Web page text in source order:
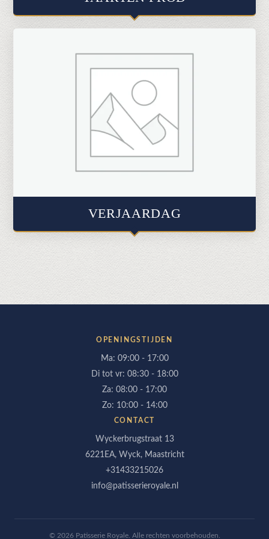
VERJAARDAG
OPENINGSTIJDEN
Ma: 09:00 - 17:00
Di tot vr: 08:30 - 18:00
Za: 08:00 - 17:00
Zo: 10:00 - 14:00
CONTACT
Wyckerbrugstraat 13
6221EA, Wyck, Maastricht
+31433215026
info@patisserieroyale.nl
© 2026 Patisserie Royale. Alle rechten voorbehouden.